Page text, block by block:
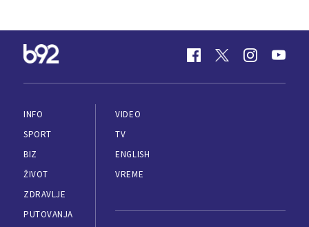
INFO
SPORT
BIZ
ŽIVOT
ZDRAVLJE
PUTOVANJA
VIDEO
TV
ENGLISH
VREME